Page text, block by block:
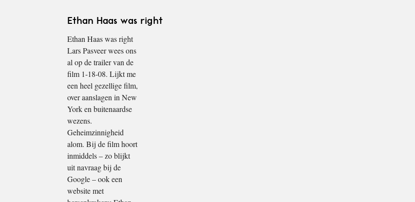
Ethan Haas was right
Ethan Haas was right
Lars Pasveer wees ons
al op de trailer van de
film 1-18-08. Lijkt me
een heel gezellige film,
over aanslagen in New
York en buitenaardse
wezens.
Geheimzinnigheid
alom. Bij de film hoort
inmiddels – zo blijkt
uit navraag bij de
Google – ook een
website met